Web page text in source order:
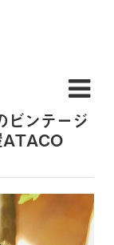
ビンテージ
ATACO